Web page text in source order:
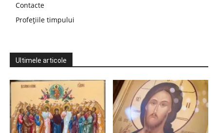
Contacte
Profețiile timpului
Ultimele articole